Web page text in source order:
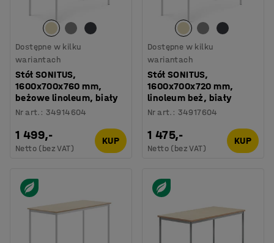
Dostępne w kilku
wariantach
Stół SONITUS,
1600x700x760 mm,
beżowe linoleum, biały
Nr art. : 34914604
1 499,-
Netto (bez VAT)
KUP
Dostępne w kilku
wariantach
Stół SONITUS,
1600x700x720 mm,
linoleum beż, biały
Nr art. : 34917604
1 475,-
Netto (bez VAT)
KUP